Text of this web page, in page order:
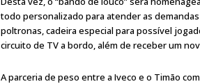
todo personalizado para atender as
poltronas, cadeira especial para possível
circuito de TV a bordo, além de receber um
A parceria de peso entre a Iveco e o Timão